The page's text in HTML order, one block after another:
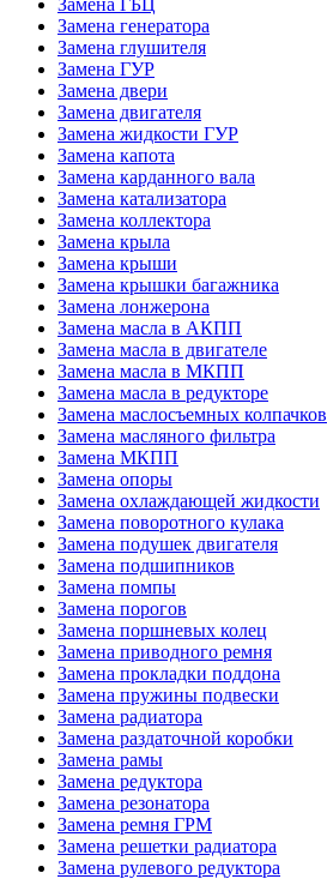
Замена ГБЦ
Замена генератора
Замена глушителя
Замена ГУР
Замена двери
Замена двигателя
Замена жидкости ГУР
Замена капота
Замена карданного вала
Замена катализатора
Замена коллектора
Замена крыла
Замена крыши
Замена крышки багажника
Замена лонжерона
Замена масла в АКПП
Замена масла в двигателе
Замена масла в МКПП
Замена масла в редукторе
Замена маслосъемных колпачков
Замена масляного фильтра
Замена МКПП
Замена опоры
Замена охлаждающей жидкости
Замена поворотного кулака
Замена подушек двигателя
Замена подшипников
Замена помпы
Замена порогов
Замена поршневых колец
Замена приводного ремня
Замена прокладки поддона
Замена пружины подвески
Замена радиатора
Замена раздаточной коробки
Замена рамы
Замена редуктора
Замена резонатора
Замена ремня ГРМ
Замена решетки радиатора
Замена рулевого редуктора